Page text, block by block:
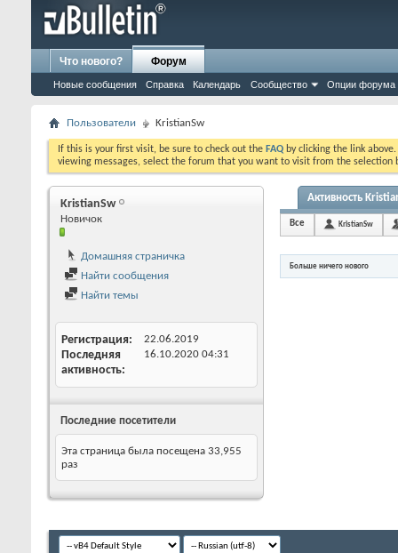
Что нового? Форум
Новые сообщения Справка Календарь Сообщество Опции форума
Пользователи KristianSw
If this is your first visit, be sure to check out the FAQ by clicking the link
viewing messages, select the forum that you want to visit from the selection
KristianSw
Новичок
Домашняя страничка
Найти сообщения
Найти темы
Регистрация 22.06.2019
Последняя
активность
16.10.2020 04:31
Последние посетители
Эта страница была посещена 33,955
раз
Активность
Все KristianSw
Больше ничего нового